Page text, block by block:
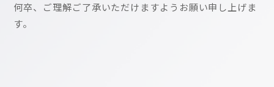
何卒、ご理解ご了承いただけますようお願い申し上げま
す。